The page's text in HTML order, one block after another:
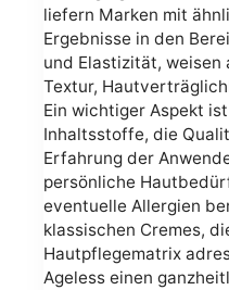
liefern Marken mit
Ergebnisse in den
und Elastizität,
Textur,
Ein wichtiger Aspekt
Inhaltsstoffe, die
Erfahrung der
persönliche
eventuelle Allergien
klassischen Cremes,
Hautpflegematrix
Ageless einen